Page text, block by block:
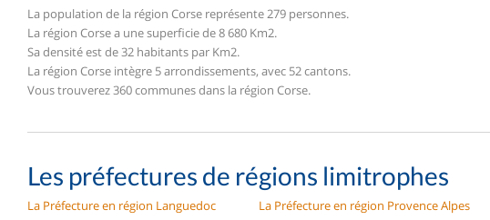
La population de la région Corse représente 279 personnes.
La région Corse a une superficie de 8 680 Km2.
Sa densité est de 32 habitants par Km2.
La région Corse intègre 5 arrondissements, avec 52 cantons.
Vous trouverez 360 communes dans la région Corse.
Les préfectures de régions limitrophes
La Préfecture en région Languedoc
La Préfecture en région Provence Alpes